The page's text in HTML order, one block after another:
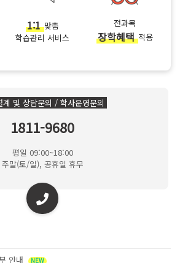
1:1맞춤
학습관리 서비스
전과목
장학혜택적용
계 및 상담문의 / 학사운영문의
1811-9680
평일 09:00~18:00
주말(토/일), 공휴일 휴무
안내 NEW